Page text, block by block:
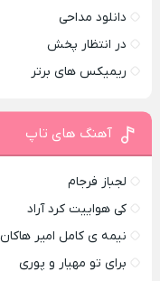
دانلود مداحی
در انتظار پخش
ریمیکس های برتر
آهنگ های تاپ
لجباز فرجام
کی هواییت کرد آراد
نیمه ی کامل امیر هاکان
برای تو مهیار و پوری